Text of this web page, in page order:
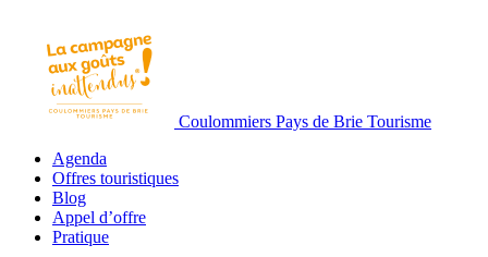
Coulommiers Pays de Brie Tourisme
Agenda
Offres touristiques
Blog
Appel d’offre
Pratique